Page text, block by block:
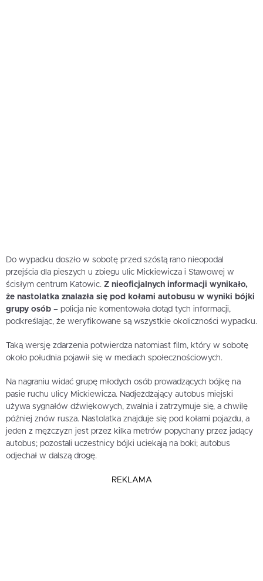
Do wypadku doszło w sobotę przed szóstą rano nieopodal
przejścia dla pieszych u zbiegu ulic Mickiewicza i Stawowej w
ścisłym centrum Katowic. Z nieoficjalnych informacji wynikało,
że nastolatka znalazła się pod kołami autobusu w wyniki bójki
grupy osób – policja nie komentowała dotąd tych informacji,
podkreślając, że weryfikowane są wszystkie okoliczności wypadku.
Taką wersję zdarzenia potwierdza natomiast film, który w sobotę
około południa pojawił się w mediach społecznościowych.
Na nagraniu widać grupę młodych osób prowadzących bójkę na
pasie ruchu ulicy Mickiewicza. Nadjeżdżający autobus miejski
używa sygnałów dźwiękowych, zwalnia i zatrzymuje się, a chwilę
później znów rusza. Nastolatka znajduje się pod kołami pojazdu, a
jeden z mężczyzn jest przez kilka metrów popychany przez jadący
autobus; pozostali uczestnicy bójki uciekają na boki; autobus
odjechał w dalszą drogę.
REKLAMA